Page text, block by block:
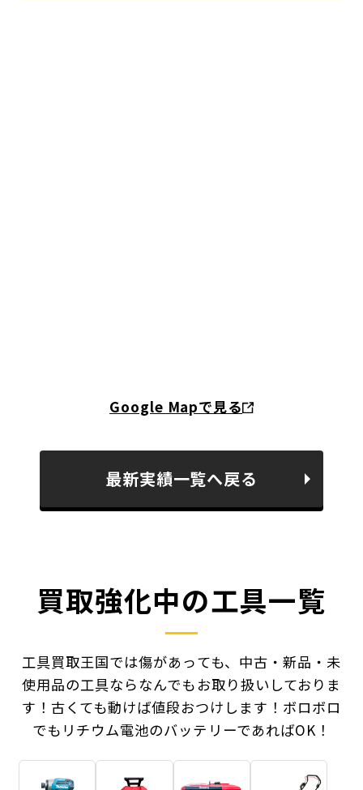
Google Mapで見る
最新実績一覧へ戻る
買取強化中の工具一覧
工具買取王国では傷があっても、中古・新品・未
使用品の工具ならなんでもお取り扱いしておりま
す！ 古くても動けば値段おつけします！ボロボロ
でもリチウム電池のバッテリーであればOK！